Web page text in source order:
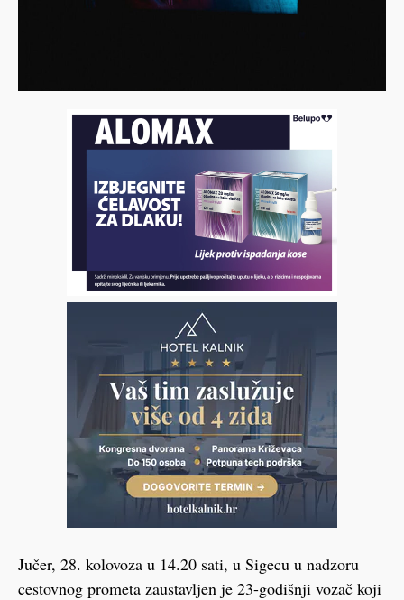
Jučer, 28. kolovoza u 14.20 sati, u Sigecu u nadzoru
cestovnog prometa zaustavljen je 23-godišnji vozač koji